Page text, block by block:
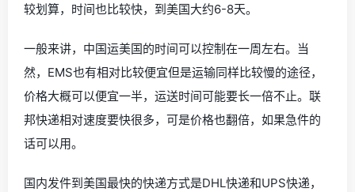
较划算，时间也比较快，到美国大约6-8天。
一般来讲，中国运美国的时间可以控制在一周左右。当
然，EMS也有相对比较便宜但是运输同样比较慢的途径，
价格大概可以便宜一半，运送时间可能要长一倍不止。联
邦快递相对速度要快很多，可是价格也翻倍，如果急件的
话可以用。
国内发件到美国最快的快递方式是DHL快递和UPS快递，